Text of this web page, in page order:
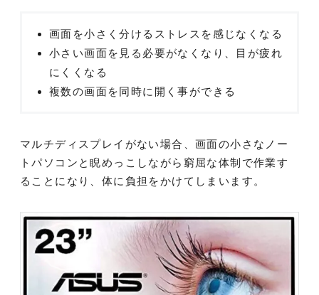
画面を小さく分けるストレスを感じなくなる
小さい画面を見る必要がなくなり、目が疲れ
にくくなる
複数の画面を同時に開く事ができる
マルチディスプレイがない場合、画面の小さなノー
トパソコンと睨めっこしながら窮屈な体制で作業す
ることになり、体に負担をかけてしまいます。